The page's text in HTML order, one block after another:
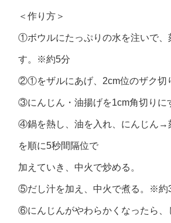
＜作り方＞
①ボウルにたっぷりの水を注いで、
す。※約5分
②①をザルにあげ、2cm位のザク切
③にんじん・油揚げを1cm角切りに
④鍋を熱し、油を入れ、にんじん
を順に5秒間隔位で
加えていき、中火で炒める。
⑤だし汁を加え、中火で煮る。※約
⑥にんじんがやわらかくなったら、